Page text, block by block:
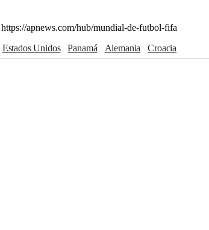
apnews.com/hub/mundial-de-futbol-fifa
Estados Unidos Panamá Alemania
Croacia
Consejos